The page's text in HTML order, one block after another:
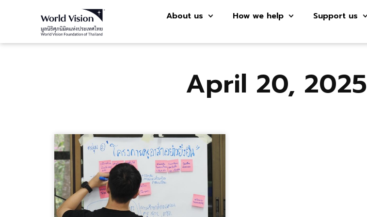
About us How we help Support us
April 20, 2025